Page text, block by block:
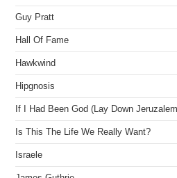
Guy Pratt
Hall Of Fame
Hawkwind
Hipgnosis
If I Had Been God (Lay Down
Is This The Life We Really Want?
Israele